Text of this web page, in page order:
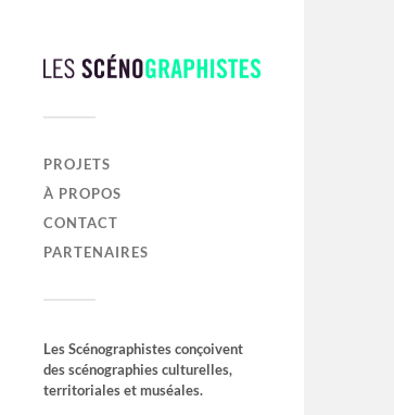
PROJETS
À PROPOS
CONTACT
PARTENAIRES
Les Scénographistes conçoivent
des scénographies culturelles,
territoriales et muséales.